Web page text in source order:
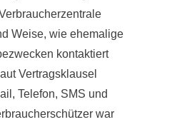
Weise, wie ehemalige
kontaktiert
Vertragsklausel
Telefon, SMS und
war